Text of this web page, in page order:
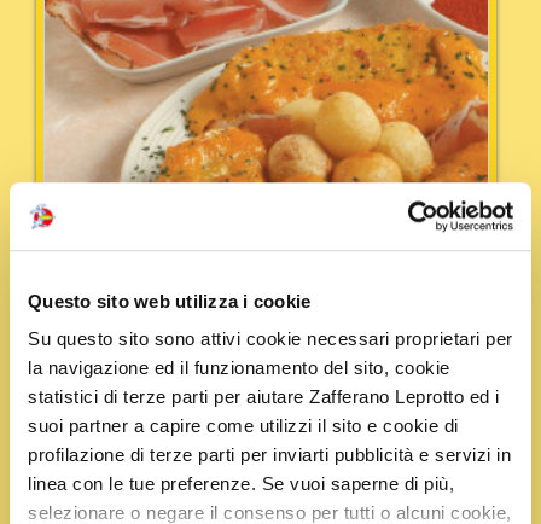
Questo sito web utilizza i cookie
Su questo sito sono attivi cookie necessari proprietari per
la navigazione ed il funzionamento del sito, cookie
statistici di terze parti per aiutare Zafferano Leprotto ed i
suoi partner a capire come utilizzi il sito e cookie di
profilazione di terze parti per inviarti pubblicità e servizi in
linea con le tue preferenze. Se vuoi saperne di più,
selezionare o negare il consenso per tutti o alcuni cookie,
Tempo:45 min Portata:Secondi
Lombatina di maiale con mascarpone